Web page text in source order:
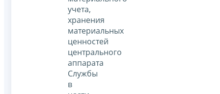
учета,
хранения
материальных
ценностей
центрального
аппарата
Службы
в